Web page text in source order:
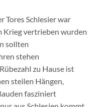
Schlesier war
vertrieben wurden
sollten
stehen
zu Hause ist
steilen Hängen,
fasziniert